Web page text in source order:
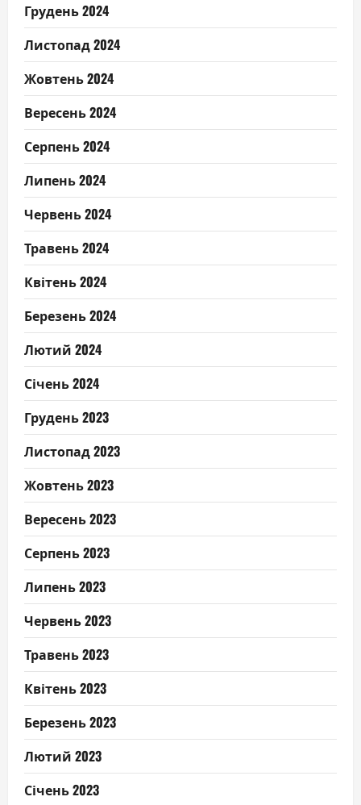
Грудень 2024
Листопад 2024
Жовтень 2024
Вересень 2024
Серпень 2024
Липень 2024
Червень 2024
Травень 2024
Квітень 2024
Березень 2024
Лютий 2024
Січень 2024
Грудень 2023
Листопад 2023
Жовтень 2023
Вересень 2023
Серпень 2023
Липень 2023
Червень 2023
Травень 2023
Квітень 2023
Березень 2023
Лютий 2023
Січень 2023